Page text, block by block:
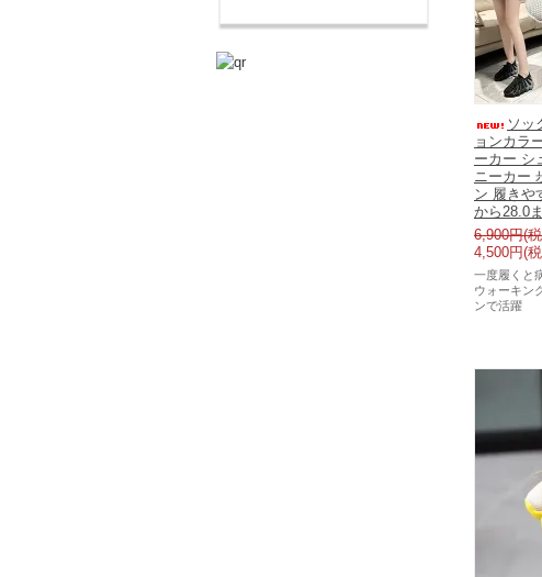
ソッ
ョンカラ
ーカー シ
ニーカー
ン 履きや
から28.0
6,900円(
4,500円(
一度履くと
ウォーキン
ンで活躍